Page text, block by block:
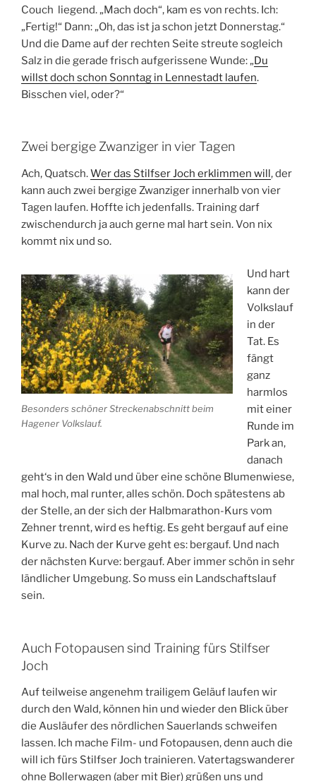
Couch liegend. „Mach doch“, kam es von rechts. Ich:
„Fertig!“ Dann: „Oh, das ist ja schon jetzt Donnerstag.“
Und die Dame auf der rechten Seite streute sogleich
Salz in die gerade frisch aufgerissene Wunde: „Du
willst doch schon Sonntag in Lennestadt laufen.
Bisschen viel, oder?“
Zwei bergige Zwanziger in vier Tagen
Ach, Quatsch.Wer das Stilfser Joch erklimmen will, der
kann auch zwei bergige Zwanziger innerhalb von vier
Tagen laufen. Hoffte ich jedenfalls. Training darf
zwischendurch ja auch gerne mal hart sein. Von nix
kommt nix und so.
Besonders schöner Streckenabschnitt beim
Hagener Volkslauf.
Und hart
kann der
Volkslauf
in der
Tat. Es
fängt
ganz
harmlos
mit einer
Runde im
Park an,
danach
geht‘s in den Wald und über eine schöne Blumenwiese,
mal hoch, mal runter, alles schön. Doch spätestens ab
der Stelle, an der sich der Halbmarathon-Kurs vom
Zehner trennt, wird es heftig. Es geht bergauf auf eine
Kurve zu. Nach der Kurve geht es: bergauf. Und nach
der nächsten Kurve: bergauf. Aber immer schön in sehr
ländlicher Umgebung. So muss ein Landschaftslauf
sein.
Auch Fotopausen sind Training fürs Stilfser
Joch
Auf teilweise angenehm trailigem Geläuf laufen wir
durch den Wald, können hin und wieder den Blick über
die Ausläufer des nördlichen Sauerlands schweifen
lassen. Ich mache Film- und Fotopausen, denn auch die
will ich fürs Stilfser Joch trainieren. Vatertagswanderer
ohne Bollerwagen (aber mit Bier) grüßen uns und